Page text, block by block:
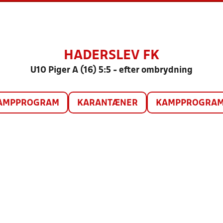
HADERSLEV FK
U10 Piger A (16) 5:5 - efter ombrydning
KARANTÆNER